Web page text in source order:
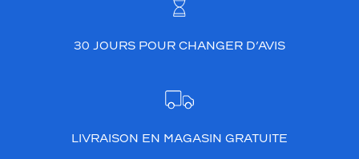
30 JOURS POUR CHANGER D’AVIS
LIVRAISON EN MAGASIN GRATUITE